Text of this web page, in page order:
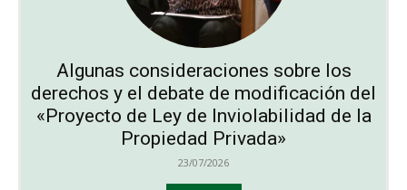
Algunas consideraciones sobre los
derechos y el debate de modificación del
«Proyecto de Ley de Inviolabilidad de la
Propiedad Privada»
23/07/2026